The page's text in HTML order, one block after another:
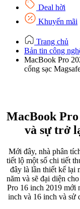
Deal hời
Khuyến mãi
Trang chủ
Bản tin công
MacBook Pro
cổng sạc
MacBook
và sự trở
Mới đây, nhà phân
tiết lộ một số chi tiết
đây là lần thiết kế lại
năm và sẽ đại diện
Pro 16 inch 2019 mới
inch và 16 inch và